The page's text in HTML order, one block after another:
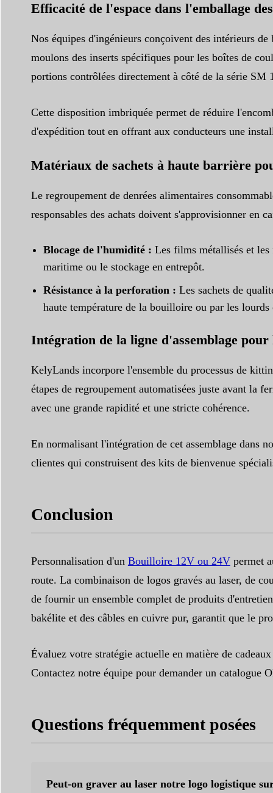
Efficacité de l'espace dans l'emballage
Nos équipes d'ingénieurs conçoivent des intérieurs
moulons des inserts spécifiques pour les boîtes de
portions contrôlées directement à côté de la série
Cette disposition imbriquée permet de réduire
d'expédition tout en offrant aux conducteurs une
Matériaux de sachets à haute barrière
Le regroupement de denrées alimentaires
responsables des achats doivent s'approvisionner en
Blocage de l'humidité : Les films métallisés et les
maritime ou le stockage en entrepôt.
Résistance à la perforation : Les sachets de
haute température de la bouilloire ou par les
Intégration de la ligne d'assemblage pour
KelyLands incorpore l'ensemble du processus de
étapes de regroupement automatisées juste avant la
avec une grande rapidité et une stricte cohérence.
En normalisant l'intégration de cet assemblage dans
clientes qui construisent des kits de bienvenue
Conclusion
Personnalisation d'un Bouilloire 12V ou 24Vpermet
route. La combinaison de logos gravés au laser, de
de fournir un ensemble complet de produits
bakélite et des câbles en cuivre pur, garantit que le
Évaluez votre stratégie actuelle en matière de
Contactez notre équipe pour demander un catalogue
Questions fréquemment posées
Peut-on graver au laser notre logo logistique